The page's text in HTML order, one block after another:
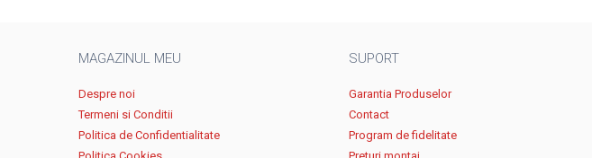
MAGAZINUL MEU
Despre noi
Termeni si Conditii
Politica de Confidentialitate
SUPORT
Garantia Produselor
Contact
Program de fidelitate